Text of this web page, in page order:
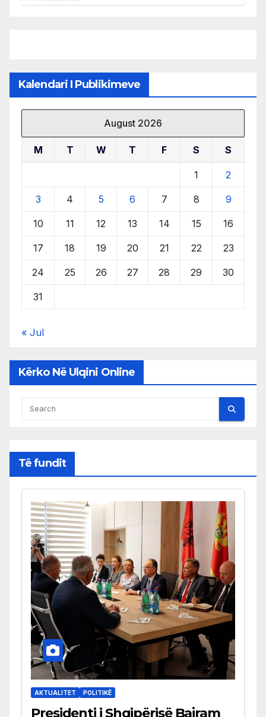
Kalendari I Publikimeve
August 2026
M T W T F S S
1 2
3 4 5 6 7 8 9
10 11 12 13 14 15 16
17 18 19 20 21 22 23
24 25 26 27 28 29 30
31
« Jul
Kërko Në Ulqini Online
Të fundit
AKTUALITET POLITIKË
Presidenti i Shqipërisë Bajram